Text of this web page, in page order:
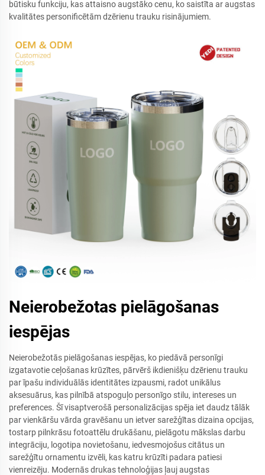
būtisku funkciju, kas attaisno augstāko cenu, ko saistīta ar augstas
kvalitātes personificētām dzērienu trauku risinājumiem.
Neierobežotas pielāgošanas
iespējas
Neierobežotās pielāgošanas iespējas, ko piedāvā personīgi
izgatavotie ceļošanas krūzītes, pārvērš ikdienišķu dzērienu trauku
par īpašu individuālās identitātes izpausmi, radot unikālus
aksesuārus, kas pilnībā atspoguļo personīgo stilu, intereses un
preferences. Šī visaptverošā personalizācijas spēja iet daudz tālāk
par vienkāršu vārda gravēšanu un ietver sarežģītas dizaina opcijas,
tostarp pilnkrāsu fotoattēlu drukāšanu, pielāgotu mākslas darbu
integrāciju, logotipa novietošanu, iedvesmojošus citātus un
sarežģītu ornamentu izvēli, kas katru krūzīti padara patiesi
vienreizēju. Modernās drukas tehnoloģijas ļauj augstas